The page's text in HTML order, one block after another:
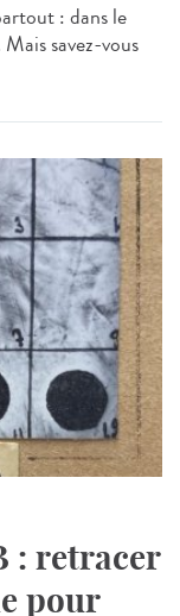
: dans le
savez-vous
: retracer
pour